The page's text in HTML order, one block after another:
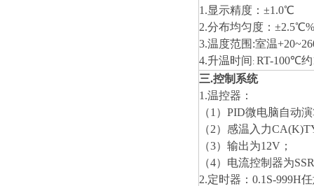
1.显示精度：±1.0℃
2.分布均匀度：±2.5℃%
3.温度范围:室温+20~
4.升温时间 : RT-100℃
三.控制系统
1.温控器：
（1 ） PID微电脑自动
（2）感温入力
（3）输出为12V ；
（4）电流控制器为SSR
2.定时器： 0.1S-999H